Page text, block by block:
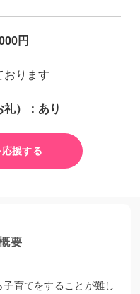
円
おります
礼）：あり
援する
要
育てをすることが難し